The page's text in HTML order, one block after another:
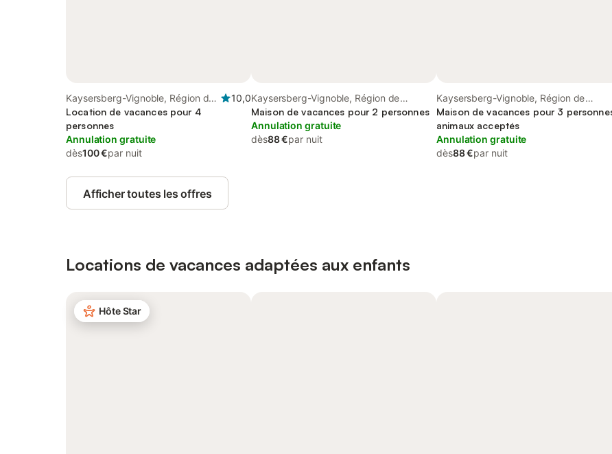
Kaysersberg-Vignoble, Région de
Ribeauvillé
10,0
Location de vacances pour 4
personnes
Annulation gratuite
dès100 €par nuit
Kaysersberg-Vignoble, Région de
Ribeauvillé
Maison de vacances pour 2 personnes
Annulation gratuite
dès88 €par nuit
Kaysersberg-Vignoble, Région de
Ribeauvillé
Maison de vacances pour 3
animaux acceptés
Annulation gratuite
dès88 €par nuit
Afficher toutes les offres
Locations de vacances adaptées aux enfants
Hôte Star